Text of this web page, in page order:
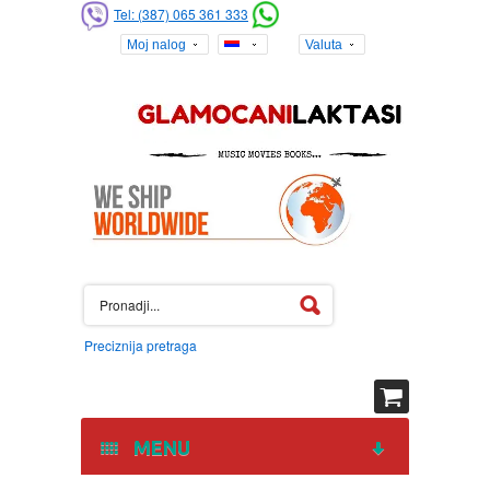
Tel: (387) 065 361 333
Moj nalog Valuta
Preciznija pretraga
MENU